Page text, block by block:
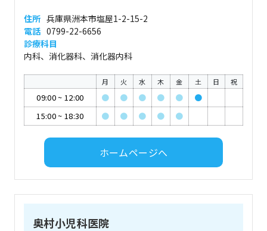
住所 兵庫県洲本市塩屋1-2-15-2
電話 0799-22-6656
診療科目
内科、消化器科、消化器内科
月 火 水 木 金 土 日 祝
09:00~ 12:00 ● ● ● ● ●
●
15:00~ 18:30 ● ● ● ● ●
ホームページへ
奥村小児科医院